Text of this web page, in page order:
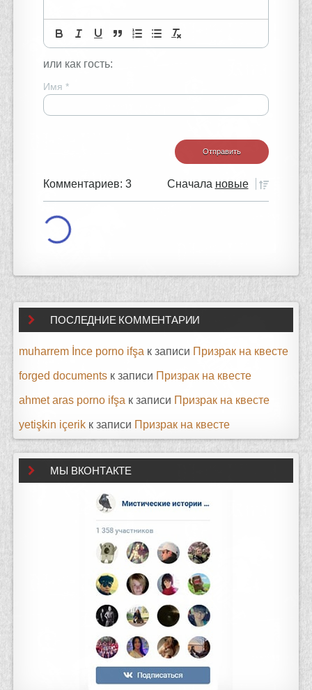
или как гость:
Имя *
Комментариев: 3 Сначала новые
ПОСЛЕДНИЕ КОММЕНТАРИИ
muharrem İnce porno ifşa к записи Призрак на квесте
forged documents к записи Призрак на квесте
ahmet aras porno ifşa к записи Призрак на квесте
yetişkin içerik к записи Призрак на квесте
МЫ ВКОНТАКТЕ